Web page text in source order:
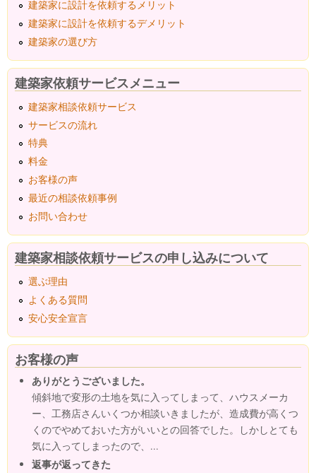
建築家に設計を依頼するメリット
建築家に設計を依頼するデメリット
建築家の選び方
建築家依頼サービスメニュー
建築家相談依頼サービス
サービスの流れ
特典
料金
お客様の声
最近の相談依頼事例
お問い合わせ
建築家相談依頼サービスの申し込みについて
選ぶ理由
よくある質問
安心安全宣言
お客様の声
ありがとうございました。
傾斜地で変形の土地を気に入ってしまって、ハウスメーカ
ー、工務店さんいくつか相談いきましたが、造成費が高くつ
くのでやめておいた方がいいとの回答でした。しかしとても
気に入ってしまったので、...
返事が返ってきた